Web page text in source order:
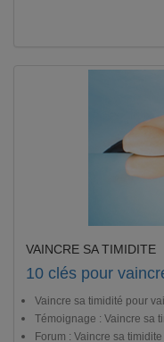
VAINCRE SA TIMIDITE
10 clés pour
Vaincre sa timidité pour
Témoignage : Vaincre sa
Forum : Vaincre sa